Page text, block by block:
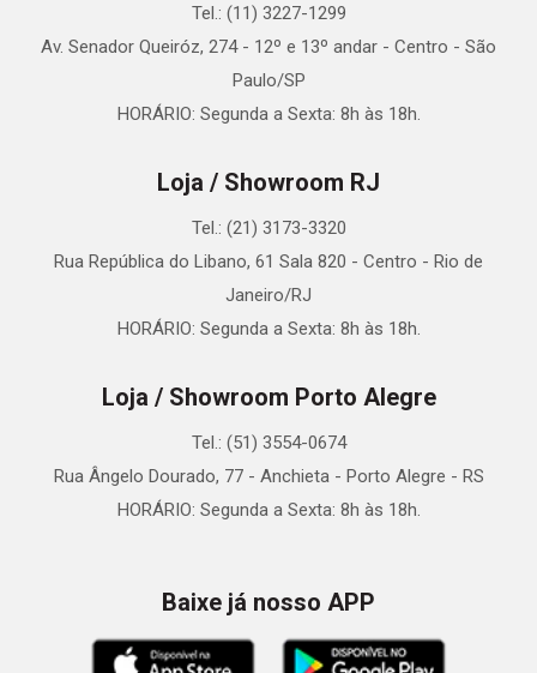
Tel.: (11) 3227-1299
Av. Senador Queiróz, 274 - 12º e 13º andar - Centro - São
Paulo/SP
HORÁRIO: Segunda a Sexta: 8h às 18h.
Loja / Showroom RJ
Tel.: (21) 3173-3320
Rua República do Libano, 61 Sala 820 - Centro - Rio de
Janeiro/RJ
HORÁRIO: Segunda a Sexta: 8h às 18h.
Loja / Showroom Porto Alegre
Tel.: (51) 3554-0674
Rua Ângelo Dourado, 77 - Anchieta - Porto Alegre - RS
HORÁRIO: Segunda a Sexta: 8h às 18h.
Baixe já nosso APP